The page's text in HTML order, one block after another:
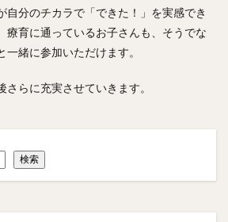
自分のチカラで「できた！」を実感でき
療育に通っているお子さんも、そうでな
緒に参加いただけます。
さらに充実させていきます。
検索